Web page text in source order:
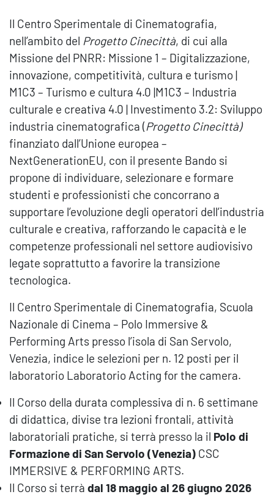
Il Centro Sperimentale di Cinematografia,
nell’ambito del Progetto Cinecittà, di cui alla
Missione del PNRR: Missione 1 – Digitalizzazione,
innovazione, competitività, cultura e turismo |
M1C3 – Turismo e cultura 4.0 |M1C3 – Industria
culturale e creativa 4.0 | Investimento 3.2: Sviluppo
industria cinematografica (Progetto Cinecittà)
finanziato dall’Unione europea –
NextGenerationEU, con il presente Bando si
propone di individuare, selezionare e formare
studenti e professionisti che concorrano a
supportare l’evoluzione degli operatori dell’industria
culturale e creativa, rafforzando le capacità e le
competenze professionali nel settore audiovisivo
legate soprattutto a favorire la transizione
tecnologica.
Il Centro Sperimentale di Cinematografia, Scuola
Nazionale di Cinema – Polo Immersive &
Performing Arts presso l’isola di San Servolo,
Venezia, indice le selezioni per n. 12 posti per il
laboratorio Laboratorio Acting for the camera.
Il Corso della durata complessiva di n. 6 settimane
di didattica, divise tra lezioni frontali, attività
laboratoriali pratiche, si terrà presso la il Polo di
Formazione di San Servolo (Venezia) CSC
IMMERSIVE & PERFORMING ARTS.
Il Corso si terrà dal 18 maggio al 26 giugno 2026